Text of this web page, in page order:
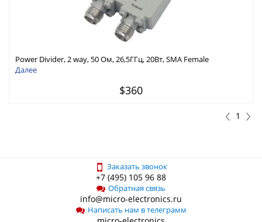
Power Divider, 2 way, 50 Ом, 26,5ГГц, 20Вт, SMA Female
Далее
$360
1
Заказать звонок
+7 (495) 105 96 88
Обратная связь
info@micro-electronics.ru
Написать нам в телеграмм